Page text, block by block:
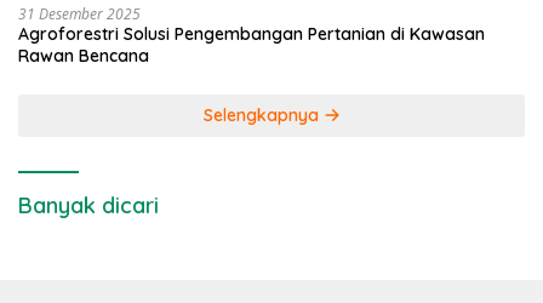
31 Desember 2025
Agroforestri Solusi Pengembangan Pertanian di Kawasan
Rawan Bencana
Selengkapnya
Banyak dicari